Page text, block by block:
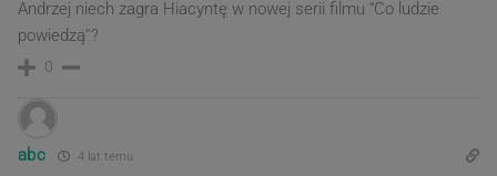
Andrzej niech zagra Hiacyntę w nowej serii filmu “Co ludzie
powiedzą”?
0
abc 4 lat temu